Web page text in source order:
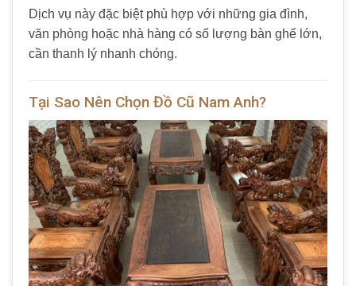
Dịch vụ này đặc biệt phù hợp với những gia đình,
văn phòng hoặc nhà hàng có số lượng bàn ghế lớn,
cần thanh lý nhanh chóng.
Tại Sao Nên Chọn Đồ Cũ Nam Anh?